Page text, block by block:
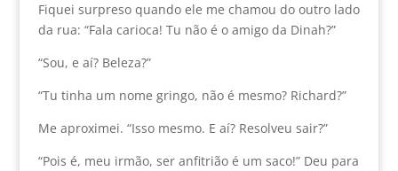
Fiquei surpreso quando ele me chamou do outro lado
da rua: “Fala carioca! Tu não é o amigo da Dinah?”
“Sou, e aí? Beleza?”
“Tu tinha um nome gringo, não é mesmo? Richard?”
Me aproximei. “Isso mesmo. E aí? Resolveu sair?”
“Pois é, meu irmão, ser anfitrião é um saco!” Deu para